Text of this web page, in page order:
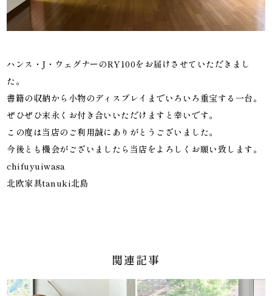
ハンス・J・ウェグナーのRY100をお届けさせていただきまし
た。
書籍の収納から小物のディスプレイまでいろいろ重宝する一台。
ぜひぜひ末永くお付き合いいただけますと幸いです。
この度は当店のご利用誠にありがとうございました。
今後とも機会がございましたら当店をよろしくお願い致します。
chifuyuiwasa
北欧家具tanuki北島
関連記事